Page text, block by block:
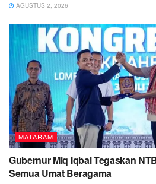
AGUSTUS 2, 2026
MATARAM
Gubernur Miq Iqbal Tegaskan
Semua Umat Beragama